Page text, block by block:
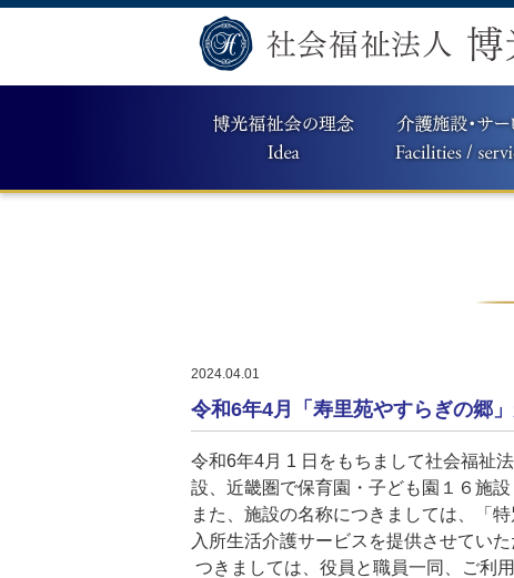
2024.04.01
令和6年4月「寿里苑やすらぎの郷
令和6年4月 1 日をもちまして社会福祉
設、近畿圏で保育園・子ども園１６施
また、施設の名称につきましては、「
入所生活介護サービスを提供させていた
つきましては、役員と職員一同、ご利